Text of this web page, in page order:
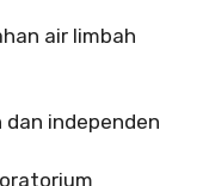
air limbah
independen